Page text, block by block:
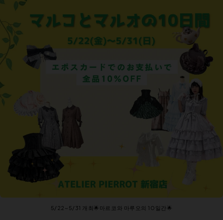
5/22~5/31 개최🌟마르코와 마루오의 10일간🌟